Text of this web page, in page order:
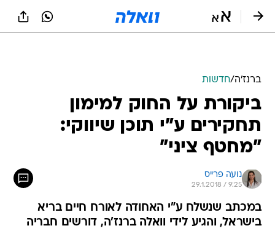
ברנז'ה/חדשות
ביקורת על החוק למימון
תחקירים ע"י תוכן שיווקי:
"מחטף ציני"
נועה פרייס
29.1.2018 / 9:25
במכתב שנשלח ע"י האחודה לאורח חיים בריא
בישראל, והגיע לידי וואלה ברנז'ה, דורשים חבריה